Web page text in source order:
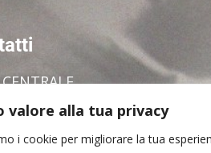
valore alla tua privacy
i cookie per migliorare la tua
7